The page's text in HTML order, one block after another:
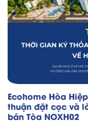
Ecohome Hòa
thuận đặt cọc và
bán Tòa NOXH02